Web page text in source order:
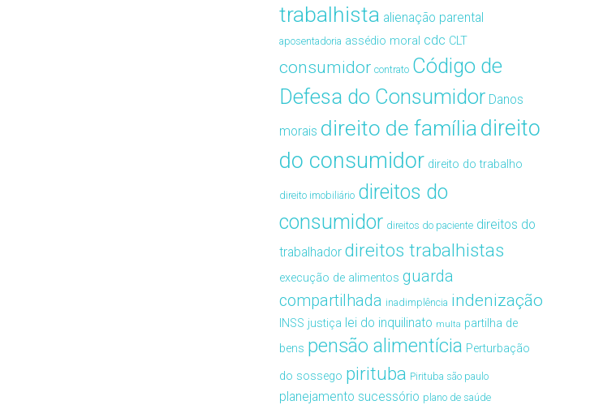
trabalhista alienação parental
aposentadoria assédio moral cdc CLT
consumidor contrato Código de
Defesa do Consumidor Danos
morais direito de famíliadireito
do consumidor direito do trabalho
direito imobiliário direitos do
consumidor direitos do paciente direitos do
trabalhador direitos trabalhistas
execução de alimentos guarda
compartilhada inadimplência indenização
INSS justiça lei do inquilinato multa partilha de
bens pensão alimentícia Perturbação
do sossego pirituba Pirituba são paulo
planejamento sucessório plano de saúde